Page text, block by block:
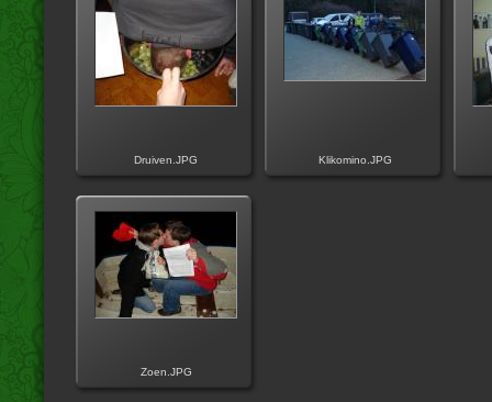
Druiven.JPG Klikomino.JPG
Zoen.JPG